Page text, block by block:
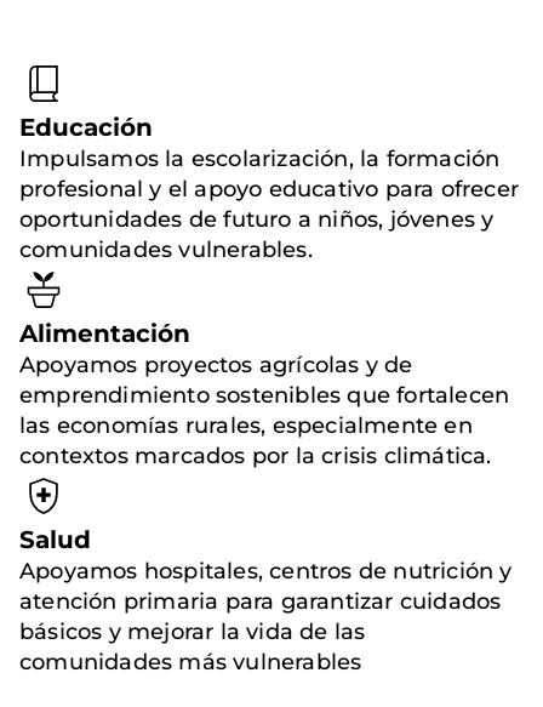
Educación
Impulsamos la escolarización, la formación
profesional y el apoyo educativo para ofrecer
oportunidades de futuro a niños, jóvenes y
comunidades vulnerables.
Alimentación
Apoyamos proyectos agrícolas y de
emprendimiento sostenibles que fortalecen
las economías rurales, especialmente en
contextos marcados por la crisis climática.
Salud
Apoyamos hospitales, centros de nutrición y
atención primaria para garantizar cuidados
básicos y mejorar la vida de las
comunidades más vulnerables